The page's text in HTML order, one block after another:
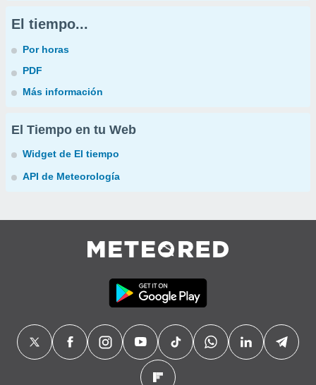
El tiempo...
Por horas
PDF
Más información
El Tiempo en tu Web
Widget de El tiempo
API de Meteorología